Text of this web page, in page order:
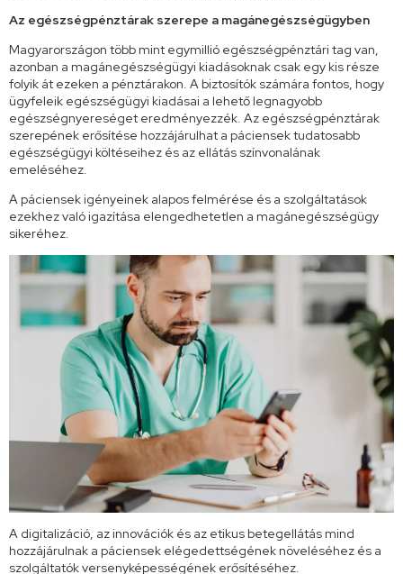
Az egészségpénztárak szerepe a magánegészségügyben
Magyarországon több mint egymillió egészségpénztári tag van,
azonban a magánegészségügyi kiadásoknak csak egy kis része
folyik át ezeken a pénztárakon. A biztosítók számára fontos, hogy
ügyfeleik egészségügyi kiadásai a lehető legnagyobb
egészségnyereséget eredményezzék. Az egészségpénztárak
szerepének erősítése hozzájárulhat a páciensek tudatosabb
egészségügyi költéseihez és az ellátás színvonalának
emeléséhez.
A páciensek igényeinek alapos felmérése és a szolgáltatások
ezekhez való igazítása elengedhetetlen a magánegészségügy
sikeréhez.
A digitalizáció, az innovációk és az etikus betegellátás mind
hozzájárulnak a páciensek elégedettségének növeléséhez és a
szolgáltatók versenyképességének erősítéséhez.